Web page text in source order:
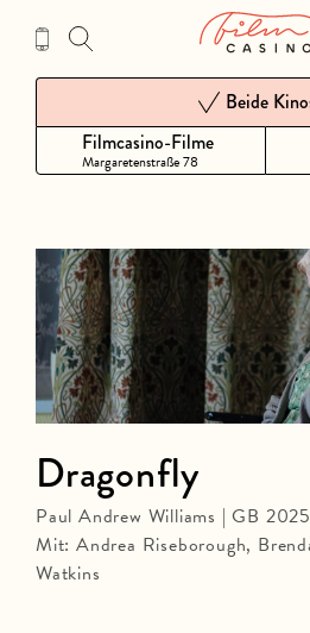
Inhalt
Filmcasino-Filme
Margaretenstraße 78
Beide
Dragonfly
Paul Andrew Williams | GB
Mit: Andrea Riseborough,
Watkins